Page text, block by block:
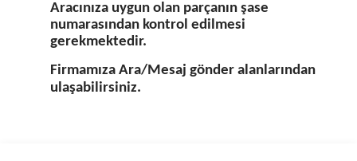
Aracınıza uygun olan parçanın şase
numarasından kontrol edilmesi
gerekmektedir.
Firmamıza Ara/Mesaj gönder alanlarından
ulaşabilirsiniz.